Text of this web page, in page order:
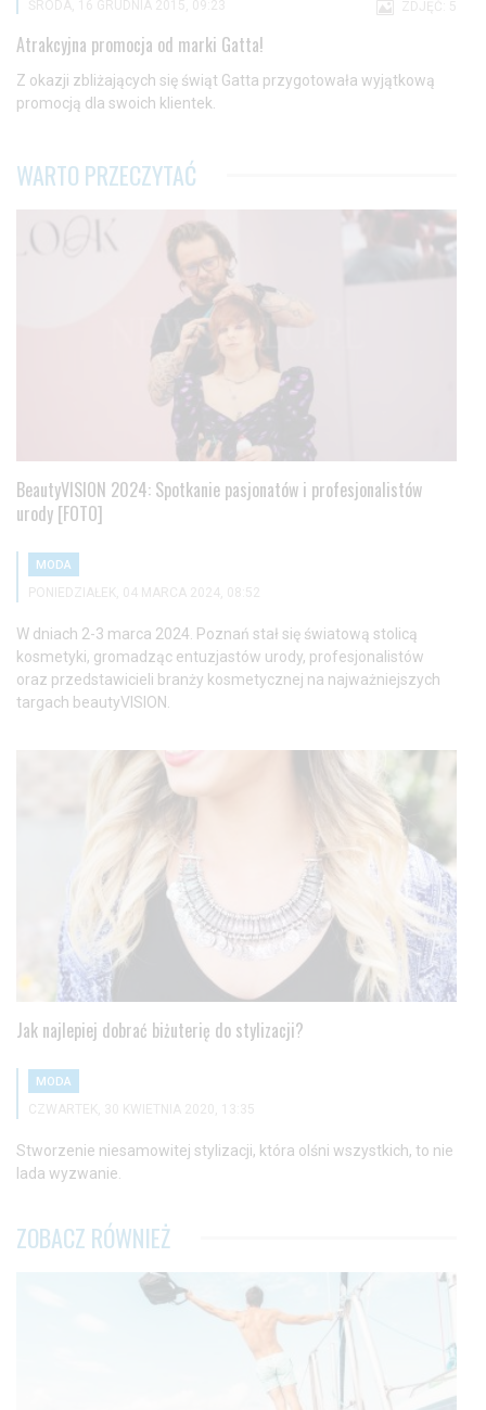
ZDJĘĆ: 5
ŚRODA, 16 GRUDNIA 2015, 09:23
Atrakcyjna promocja od marki Gatta!
Z okazji zbliżających się świąt Gatta przygotowała wyjątkową
promocją dla swoich klientek.
WARTO PRZECZYTAĆ
BeautyVISION 2024: Spotkanie pasjonatów i profesjonalistów
urody [FOTO]
MODA
PONIEDZIAŁEK, 04 MARCA 2024, 08:52
W dniach 2-3 marca 2024. Poznań stał się światową stolicą
kosmetyki, gromadząc entuzjastów urody, profesjonalistów
oraz przedstawicieli branży kosmetycznej na najważniejszych
targach beautyVISION.
Jak najlepiej dobrać biżuterię do stylizacji?
MODA
CZWARTEK, 30 KWIETNIA 2020, 13:35
Stworzenie niesamowitej stylizacji, która olśni wszystkich, to nie
lada wyzwanie.
ZOBACZ RÓWNIEŻ